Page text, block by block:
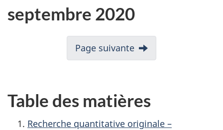
septembre 2020
Page suivante
Table des matières
Recherche quantitative originale –